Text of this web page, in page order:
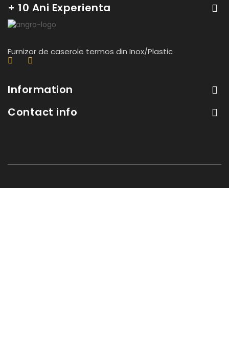
+ 10 Ani Experienta
Furnizor de caserole termos din Inox/Plastic
Information
Contact info